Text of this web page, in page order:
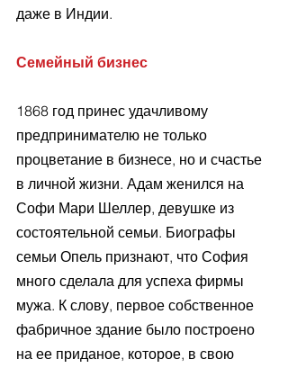
даже в Индии.
Семейный бизнес
1868 год принес удачливому
предпринимателю не только
процветание в бизнесе, но и счастье
в личной жизни. Адам женился на
Софи Мари Шеллер, девушке из
состоятельной семьи. Биографы
семьи Опель признают, что София
много сделала для успеха фирмы
мужа. К слову, первое собственное
фабричное здание было построено
на ее приданое, которое, в свою